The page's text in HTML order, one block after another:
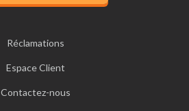
Réclamations
Espace Client
Contactez-nous